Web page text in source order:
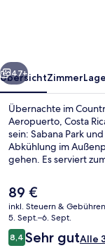
San
Jose
Aeropuerto,
Costa
Rica
Weiter
47+
ÜbersichtZimmerLage
Übernachte im
Aeropuerto, Costa
sein: Sabana Park
Abkühlung im
gehen. Es serviert
Flughafentransfer,
und die bequemen
Reisenden.
Der
aktuelle
Preis
beträgt
89 €.
89 €
inkl. Steuern & Gebühren
5. Sept.–6. Sept.
Bewertungen
8,48,4 von 10.
Sehr gutAlle